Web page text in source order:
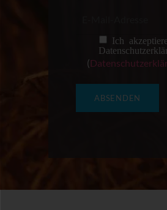
Ich
(